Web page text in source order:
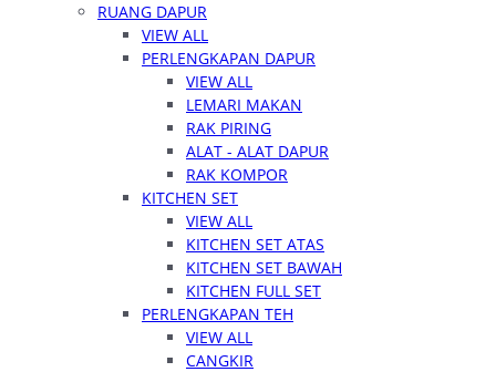
RUANG DAPUR
VIEW ALL
PERLENGKAPAN DAPUR
VIEW ALL
LEMARI MAKAN
RAK PIRING
ALAT - ALAT DAPUR
RAK KOMPOR
KITCHEN SET
VIEW ALL
KITCHEN SET ATAS
KITCHEN SET BAWAH
KITCHEN FULL SET
PERLENGKAPAN TEH
VIEW ALL
CANGKIR